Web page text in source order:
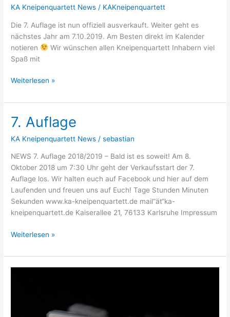
KA Kneipenquartett News / KAKneipenquartett
Die 7. Auflage ist nun offiziell ausverkauft. Weiter geht es
nächstes Jahr am 7.10.2019. Am Besten direkt im Kalender
notieren
Wir wünschen allen Kneipenquartett Inhabern viel
Spaß mit
Weiterlesen »
7. Auflage
KA Kneipenquartett News /sebastian
NEWS 7. Auflage 2018/2019 – Bald ist es soweit!​ Am 8.
Oktober 2018 um 7:30 Uhr geht der Verkaufsstart der 7.
Auflage los. Wir halten euch auf Facebook und hier auf dem
Laufenden und freuen uns auf Euch! Tage Stunden Minuten
Sekunden www.ka-kneipenquartett.de mail“ät“ka-
kneipenquartett.de Kaiserallee 21, 76133 Karlsruhe Impressum
7.
Auflage
Weiterlesen »